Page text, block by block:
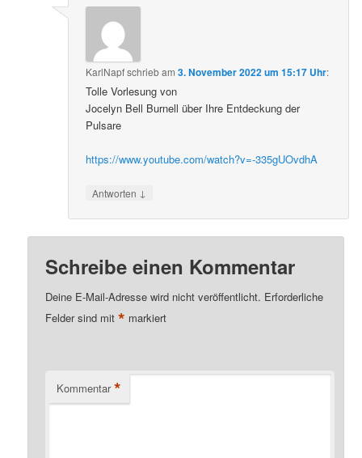
KarlNapfschriebam3. November 2022 um 15:17 Uhr:
Tolle Vorlesung von
Jocelyn Bell Burnell über Ihre Entdeckung der
Pulsare
https://www.youtube.com/watch?v=-335gUOvdhA
Antworten ↓
Schreibe einen Kommentar
Deine E-Mail-Adresse wird nicht veröffentlicht. Erforderliche
Felder sind mit* markiert
Kommentar *